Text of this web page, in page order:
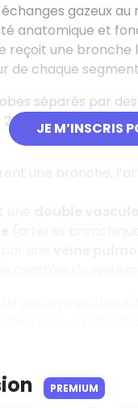
JE M’INSCRIS
gazeux
anatomique et
reçoit une bronche
de chaque
séparés par
lobes séparés par
PREMIUM